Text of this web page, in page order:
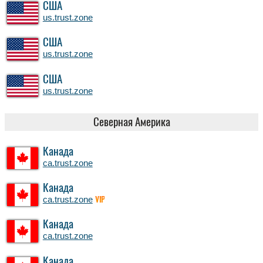
США
us.trust.zone
США
us.trust.zone
США
us.trust.zone
Северная Америка
Канада
ca.trust.zone
Канада
ca.trust.zone VIP
Канада
ca.trust.zone